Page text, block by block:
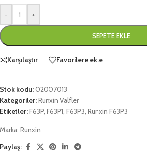
- +
SEPETE EKLE
Karşılaştır Favorilere ekle
Stok kodu:02007013
Kategoriler:Runxin Valfler
Etiketler:F63P, F63P1, F63P3, Runxin F63P3
Marka: Runxin
Paylaş: